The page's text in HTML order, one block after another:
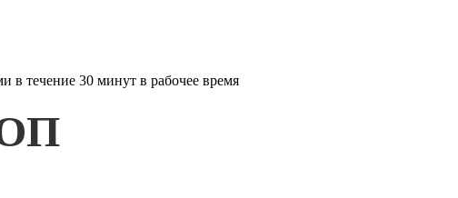
течение 30 минут в рабочее время